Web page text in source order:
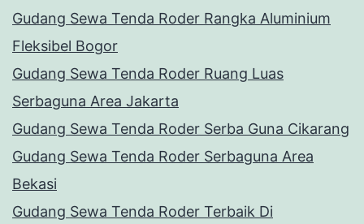
Gudang Sewa Tenda Roder Rangka Aluminium
Fleksibel Bogor
Gudang Sewa Tenda Roder Ruang Luas
Serbaguna Area Jakarta
Gudang Sewa Tenda Roder Serba Guna Cikarang
Gudang Sewa Tenda Roder Serbaguna Area
Bekasi
Gudang Sewa Tenda Roder Terbaik Di